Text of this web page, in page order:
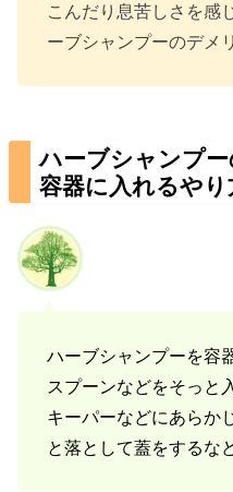
こんだり息苦しさを感
ーブシャンプーのデメ
ハーブシャンプ
容器に入れるや
ハーブシャンプーを容
スプーンなどをそっと
キーパーなどにあらか
と落として蓋をするな